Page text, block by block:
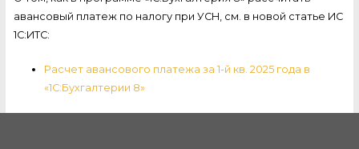
авансовый платеж по налогу при УСН, см. в новой статье ИС
1С:ИТС:
Расчет авансового платежа за 1-й кв. 2025 года в
«1С:Бухгалтерии 8»